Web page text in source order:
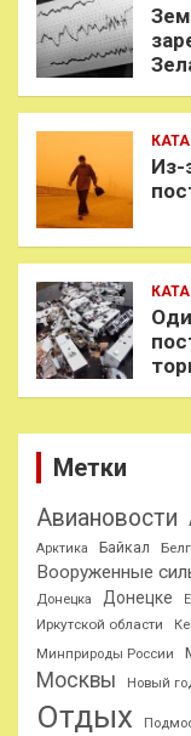
Из-
Метки
Авиановости
Арктика
Байкал
Вооруженные
Донецка
Донецке
Иркутской области
Минприроды России
Москвы
Новый
Отдых